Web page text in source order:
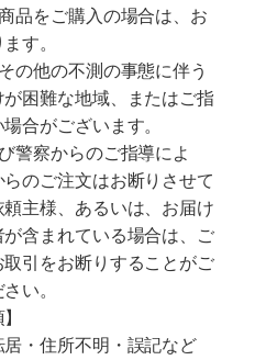
品をご購入の場合は、お
す。
の他の不測の事態に伴う
困難な地域、またはご指
合がございます。
警察からのご指導によ
のご注文はお断りさせて
主様、あるいは、お届け
含まれている場合は、ご
引をお断りすることがご
い。
・住所不明・誤記など